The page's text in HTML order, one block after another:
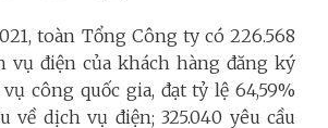
toàn Tổng Công ty có 226.568
vụ điện của khách hàng đăng ký
công quốc gia, đạt tỷ lệ 64,59%
về dịch vụ điện; 325.040 yêu cầu